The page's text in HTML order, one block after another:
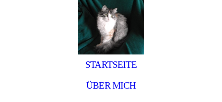
STARTSEITE
ÜBER MICH